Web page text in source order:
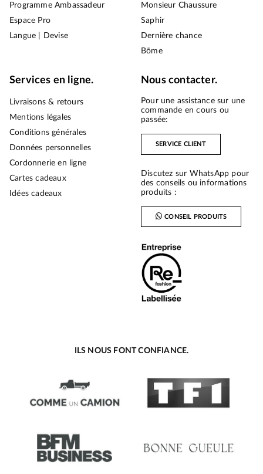
Programme Ambassadeur
Espace Pro
Langue | Devise
Monsieur Chaussure
Saphir
Dernière chance
Bōme
Services en ligne.
Livraisons & retours
Mentions légales
Conditions générales
Données personnelles
Cordonnerie en ligne
Cartes cadeaux
Idées cadeaux
Nous contacter.
Pour une assistance sur une
commande en cours ou
passée:
SERVICE CLIENT
Discutez sur WhatsApp pour
des conseils ou informations
produits :
CONSEIL PRODUITS
ILS NOUS FONT CONFIANCE.